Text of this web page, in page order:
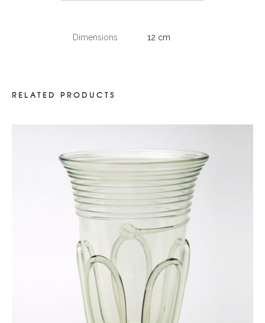
Dimensions 12 cm
RELATED PRODUCTS